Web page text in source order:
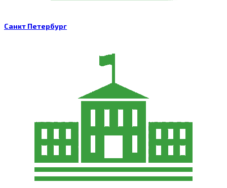
Санкт Петербург